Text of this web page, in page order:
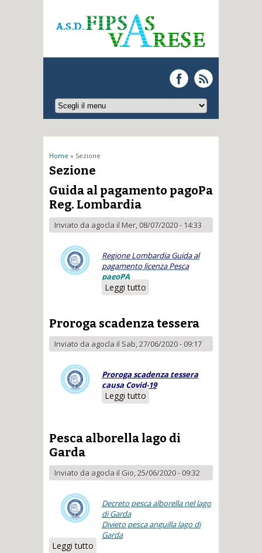
Tu sei qui
Home » Sezione
Sezione
Guida al pagamento pagoPa
Reg. Lombardia
Inviato da agoclail Mer, 08/07/2020 - 14:33
Regione Lombardia Guida al
pagamento licenza Pesca
pagoPA
Leggi tutto
pagamento
Lombardia
Proroga scadenza tessera
Inviato da agoclail Sab, 27/06/2020 - 09:17
Proroga scadenza tessera
causa Covid-19
Leggi tutto
scadenza tessera
Pesca alborella lago di
Garda
Inviato da agoclail Gio, 25/06/2020 - 09:32
Decreto pesca alborella nel lago
di Garda
Divieto pesca anguilla lago di
Garda
Leggi tutto